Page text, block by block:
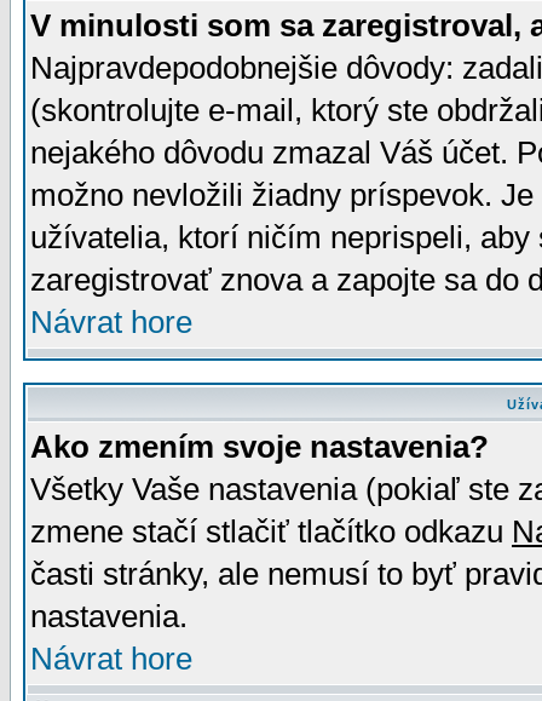
V minulosti som sa zaregistroval,
Najpravdepodobnejšie dôvody:
(skontrolujte e-mail, ktorý ste
nejakého dôvodu zmazal Váš účet.
možno nevložili žiadny príspevok.
užívatelia, ktorí ničím neprispeli,
zaregistrovať znova a zapojte sa do
Návrat hore
Ako zmením svoje nastavenia?
Všetky Vaše nastavenia (pokiaľ ste
zmene stačí stlačiť tlačítko odkazu
časti stránky, ale nemusí to byť
nastavenia.
Návrat hore